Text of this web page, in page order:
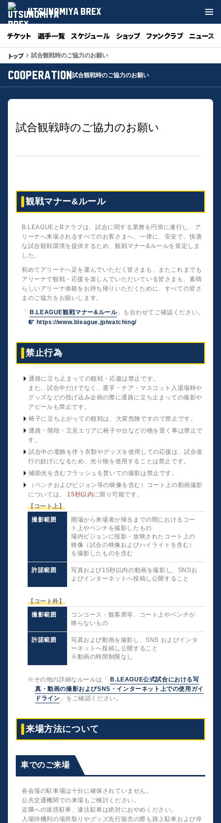
UTSUNOMIYA BREX
チケット 選手一覧 スケジュール ショップ ファンクラブ ニュース
トップkeyboard_arrow_right 試合観戦時のご協力のお願い
COOPERATION 試合観戦時のご協力のお願い
試合観戦時のご協力のお願い
観戦マナー&ルール
B.LEAGUEとBクラブは、試合に関する業務を円滑に遂行し、ア
リーナへ来場されるすべてのお客さまへ、一律に、安全で、快適
な試合観戦環境を提供するため、観戦マナー&ルールを策定しま
した。
初めてアリーナへ足を運んでいただく皆さまも、またこれまでも
アリーナで観戦・応援を楽しんでいただいている皆さまも、素晴
らしいアリーナ体験をお持ち帰りいただくために、すべての皆さ
まのご協力をお願いします。
「 B.LEAGUE観戦マナー&ルール」も合わせてご確認ください。
https://www.bleague.jp/watching/
禁止行為
通路に立ち止まっての観戦・応援は禁止です。
また、試合中だけでなく、選手・チア・マスコット入退場時や
グッズなどの投げ込み企画の際に通路に立ち止まっての撮影や
アピールも禁止です。
椅子に立ち上がっての観戦は、大変危険ですので禁止です。
通路・階段・立見エリアに椅子や台などの物を置く事は禁止で
す。
試合中の電飾を伴う衣類やグッズを使用しての応援は、試合進
行の妨げになるため、光り物を使用することは禁止です。
補助光を含むフラッシュを焚いての撮影は禁止です。
（ベンチおよびビジョン等の映像を含む）コート上の動画撮影
については、 15秒以内に限り可能です。
【コート上】
撮影範囲
開場から来場者が帰るまでの間におけるコー
ト上やベンチを撮影したもの
場内ビジョンに投影・放映されたコート上の
映像（試合の映像およびハイライトを含む）
を撮影したものを含む
許諾範囲
写真および15秒以内の動画を撮影し、SNSお
よびインターネットへ投稿し公開すること
【コート外】
撮影範囲
コンコース・観客席等、コート上やベンチが
映らないもの
許諾範囲
写真および動画を撮影し、SNS およびインタ
ーネットへ投稿し公開すること
※動画の時間制限なし
※その他の詳細なルールは「
B.LEAGUE公式試合における写
真・動画の撮影およびSNS・インターネット上での使用ガイ
ドライン 」をご確認ください。
来場方法について
車でのご来場
各会場の駐車場は十分に確保されていません。
公共交通機関での来場もご検討ください。
近隣への迷惑駐車、違法駐車は絶対におやめください。
入場待機列の場所取りやグッズ先行販売の際も路上駐車および停